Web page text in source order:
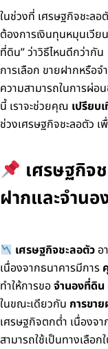
ในช่วงที่ เศรษฐกิจชะล
ต้องการเงินทุนหมุนเวีย
ที่ดิน” ว่าวิธีไหนดีกว่ากัน
การเลือก ขายฝากหรือ
ความสามารถในการผ่อน
นี้ เราจะช่วยคุณ เปรียบ
ช่วงเศรษฐกิจชะลอตัว
เศรษฐกิจ
ฝากและจำนอ
เศรษฐกิจชะลอตัว อ
เนื่องจากธนาคารมีการ
ทำให้การขอจำนองที่ดิน
ในขณะเดียวกัน การขา
เศรษฐกิจตกต่ำ เนื่องจา
สามารถใช้เป็นทางเลือ